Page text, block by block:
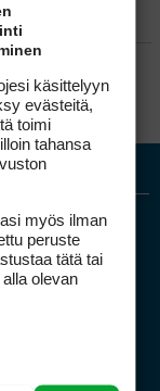
käsittelyyn
evästeitä,
toimi
tahansa
myös ilman
peruste
tätä tai
olevan